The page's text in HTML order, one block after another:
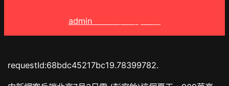
admin
requestId:68bdc45217bc19.78399782.